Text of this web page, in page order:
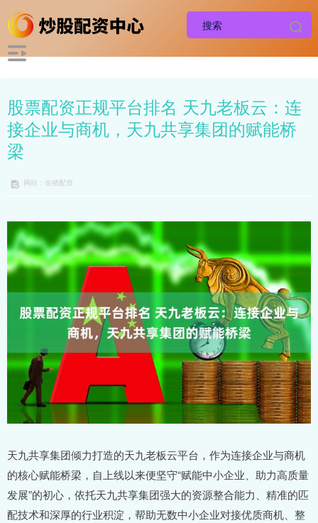
股票配资正规平台排名 天九老板云：连
接企业与商机，天九共享集团的赋能桥
梁
网站：金猪配资
天九共享集团倾力打造的天九老板云平台，作为连接企业与商机
的核心赋能桥梁，自上线以来便坚守“赋能中小企业、助力高质量
发展”的初心，依托天九共享集团强大的资源整合能力、精准的匹
配技术和深厚的行业积淀，帮助无数中小企业对接优质商机、整